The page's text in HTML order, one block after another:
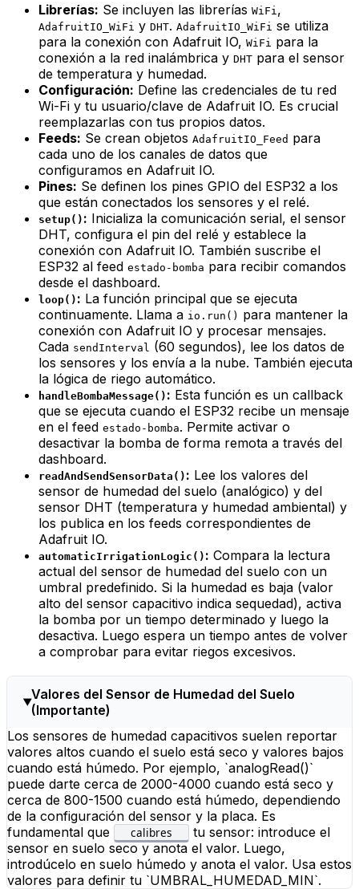
Librerías: Se incluyen las librerías WiFi ,
AdafruitIO_WiFi y DHT. AdafruitIO_WiFi se utiliza
para la conexión con Adafruit IO, WiFi para la
conexión a la red inalámbrica y DHT para el sensor
de temperatura y humedad.
Configuración: Define las credenciales de tu red
Wi-Fi y tu usuario/clave de Adafruit IO. Es crucial
reemplazarlas con tus propios datos.
Feeds: Se crean objetos AdafruitIO_Feed para
cada uno de los canales de datos que
configuramos en Adafruit IO.
Pines: Se definen los pines GPIO del ESP32 a los
que están conectados los sensores y el relé.
setup() : Inicializa la comunicación serial, el sensor
DHT, configura el pin del relé y establece la
conexión con Adafruit IO. También suscribe el
ESP32 al feed estado-bomba para recibir comandos
desde el dashboard.
loop() : La función principal que se ejecuta
continuamente. Llama a io.run() para mantener la
conexión con Adafruit IO y procesar mensajes.
Cada sendInterval (60 segundos), lee los datos de
los sensores y los envía a la nube. También ejecuta
la lógica de riego automático.
handleBombaMessage() : Esta función es un callback
que se ejecuta cuando el ESP32 recibe un mensaje
en el feed estado-bomba. Permite activar o
desactivar la bomba de forma remota a través del
dashboard.
readAndSendSensorData() : Lee los valores del
sensor de humedad del suelo (analógico) y del
sensor DHT (temperatura y humedad ambiental) y
los publica en los feeds correspondientes de
Adafruit IO.
automaticIrrigationLogic() : Compara la lectura
actual del sensor de humedad del suelo con un
umbral predefinido. Si la humedad es baja (valor
alto del sensor capacitivo indica sequedad), activa
la bomba por un tiempo determinado y luego la
desactiva. Luego espera un tiempo antes de volver
a comprobar para evitar riegos excesivos.
Valores del Sensor de Humedad del Suelo
(Importante)
Los sensores de humedad capacitivos suelen reportar
valores altos cuando el suelo está seco y valores bajos
cuando está húmedo. Por ejemplo, `analogRead()`
puede darte cerca de 2000-4000 cuando está seco y
cerca de 800-1500 cuando está húmedo, dependiendo
de la configuración del sensor y la placa. Es
fundamental que
calibres
tu sensor: introduce el
sensor en suelo seco y anota el valor. Luego,
introdúcelo en suelo húmedo y anota el valor. Usa estos
valores para definir tu `UMBRAL_HUMEDAD_MIN`.